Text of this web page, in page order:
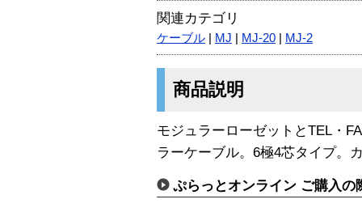
関連カテゴリ
ケーブル MJ MJ-20 MJ-2
商品説明
モジュラーローゼットとTEL・
ラーケーブル。6極4芯タイプ。
ぷらっとオンライン ご購入の